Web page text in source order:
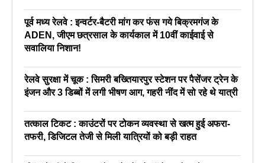
पूर्व मध्य रेलवे : इन्वर्टर-बैटरी मांग कर फंस गये बिक्रमगंज के
ADEN, जीएम छत्रसाल के कार्यकाल में 10वीं काईवाई से
सवालिया निशान!
रेलवे सुरक्षा में चूक : सिमरी बख्तियारपुर स्टेशन पर पैसेंजर ट्रेन के
इंजन और 3 डिब्बों में लगी भीषण आग, गहरी नींद में सो रहे थे यात्री
तत्काल टिकट : काउंटरों पर टोकन व्यवस्था से खत्म हुई अफरा-
तफरी, डिजिटल तेजी से मिली यात्रियों को बड़ी राहत